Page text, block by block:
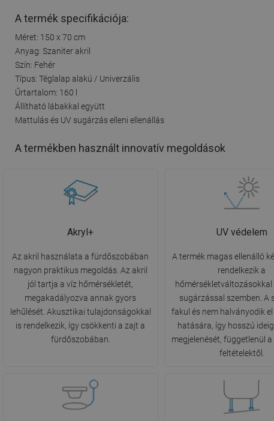
A termék specifikációja:
Méret: 150 x 70 cm
Anyag: Szaniter akril
Szín: Fehér
Típus: Téglalap alakú / Univerzális
Űrtartalom: 160 l
Állítható lábakkal együtt
Mattulás és UV sugárzás elleni ellenállás
A termékben használt innovatív megoldások
Akryl+
Az akril használata a fürdőszobában
nagyon praktikus megoldás. Az akril
jól tartja a víz hőmérsékletét,
megakadályozva annak gyors
lehűlését. Akusztikai tulajdonságokkal
is rendelkezik, így csökkenti a zajt a
fürdőszobában.
UV védelem
A termék magas ellenálló
rendelkezik a
hőmérsékletváltozásokkal
sugárzással szemben. A
fakul és nem halványodik
hatására, így hosszú
megjelenését, függetlenül
feltételektől.